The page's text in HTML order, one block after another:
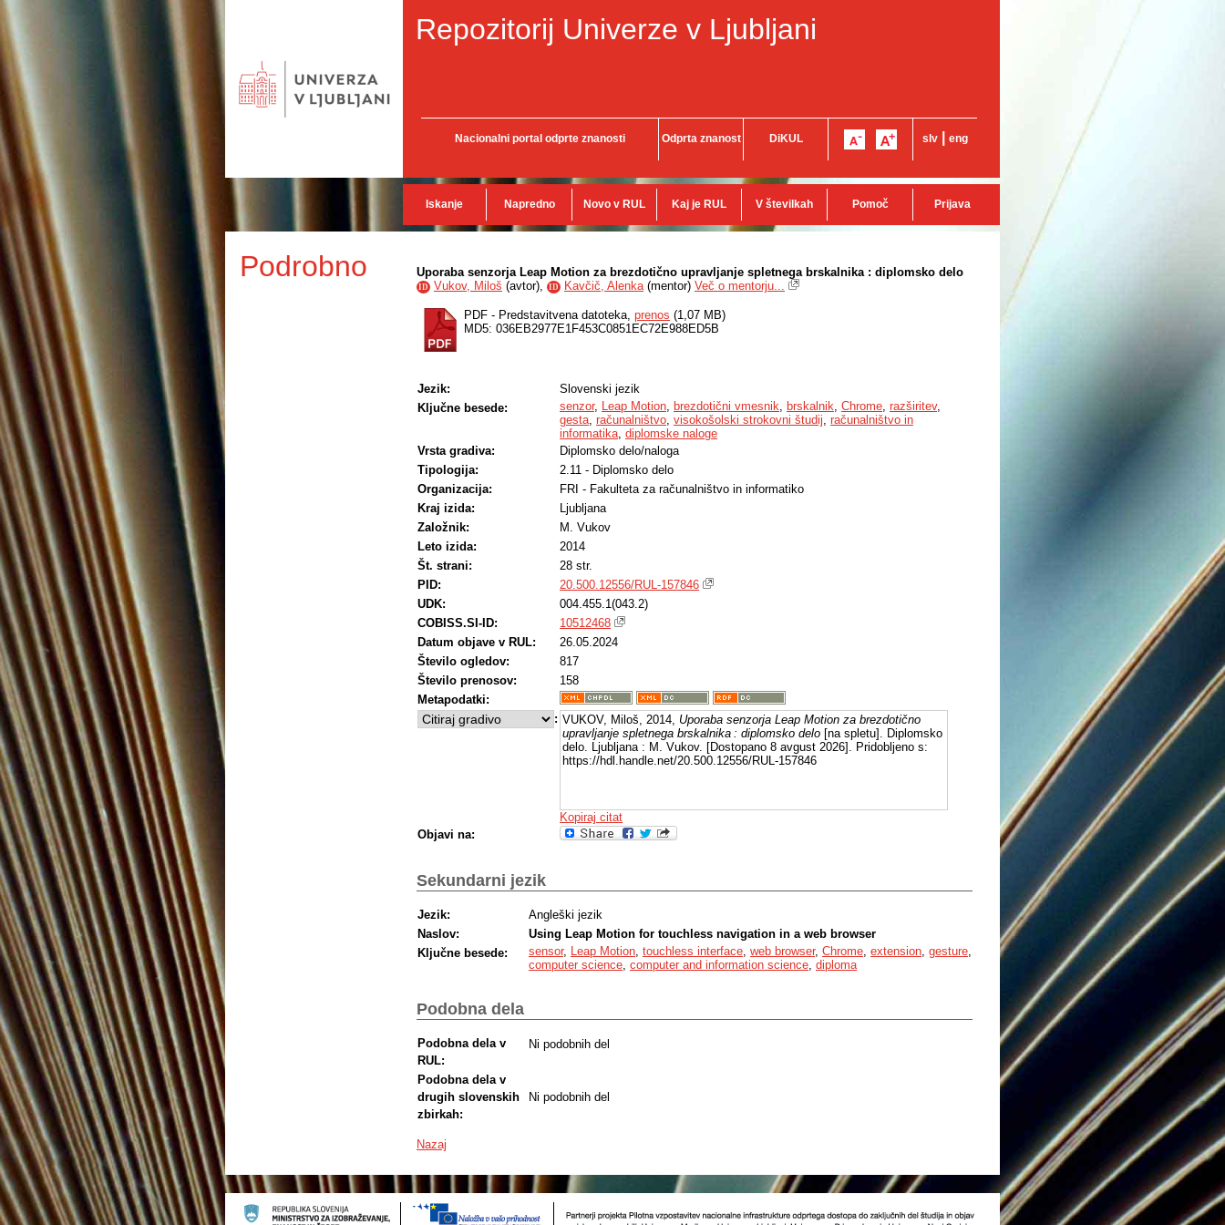
Repozitorij Univerze v Ljubljani
Nacionalni portal odprte znanosti Odprta znanost DiKUL slv eng
Iskanje Napredno Novo v RUL Kaj je RUL V številkah Pomoč Prijava
Podrobno Uporaba senzorja Leap Motion za brezdotično upravljanje spletnega brskalnika : diplomsko delo
ID Vukov, Miloš (avtor), ID Kavčič, Alenka(mentor) Več o mentorju...
PDF - Predstavitvena datoteka, prenos (1,07 MB)
MD5: 036EB2977E1F453C0851EC72E988ED5B
Jezik:
Slovenski jezik
Ključne besede:
senzor, Leap Motion, brezdotični vmesnik, brskalnik, Chrome, razširitev,
gesta, računalništvo, visokošolski strokovni študij, računalništvo in
informatika, diplomske naloge
Vrsta gradiva:
Diplomsko delo/naloga
Tipologija:
2.11 - Diplomsko delo
Organizacija:
FRI - Fakulteta za računalništvo in informatiko
Kraj izida:
Ljubljana
Založnik:
M. Vukov
Leto izida:
2014
Št. strani:
28 str.
PID:
20.500.12556/RUL-157846
UDK:
004.455.1(043.2)
COBISS.SI-ID:
10512468
Datum objave v RUL:
26.05.2024
Število ogledov:
817
Število prenosov:
158
Metapodatki:
: VUKOV, Miloš, 2014, Uporaba senzorja Leap Motion za brezdotično
upravljanje spletnega brskalnika : diplomsko delo [na spletu]. Diplomsko
delo. Ljubljana : M. Vukov. [Dostopano 8 avgust 2026]. Pridobljeno s:
https://hdl.handle.net/20.500.12556/RUL-157846
Kopiraj citat
Objavi na:
Sekundarni jezik
Jezik:
Angleški jezik
Naslov:
Using Leap Motion for touchless navigation in a web browser
Ključne besede:
sensor, Leap Motion touchless interface web browser, Chrome extension gesture
computer science computer and information science diploma
Podobna dela
Podobna dela v
RUL:
Ni podobnih del
Podobna dela v
drugih slovenskih
zbirkah:
Ni podobnih del
Nazaj